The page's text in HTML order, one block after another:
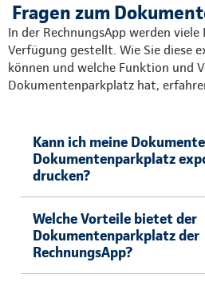
Fragen zum
In der RechnungsApp werden
Verfügung gestellt. Wie Sie diese
können und welche Funktion und
Dokumentenparkplatz hat,
Kann ich meine
Dokumentenparkplatz
drucken?
Welche Vorteile bietet der
Dokumentenparkplatz der
RechnungsApp?